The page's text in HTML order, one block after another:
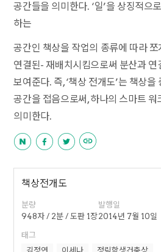
공간들을 의미한다. ‘일’을 상징적으
하는
공간인 책상을 작업의 종류에 따라
연결된- 재배치시킴으로써 분산과 연
보여준다. 즉, ‘책상 전개도’는 책상을
공간을 접음으로써, 하나의 스마트
의미한다.
책상전개도
분량
948자 / 2분 / 도판 1장
발행일
2014년 7월 10일
태그